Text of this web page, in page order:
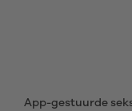
App-gestuurde